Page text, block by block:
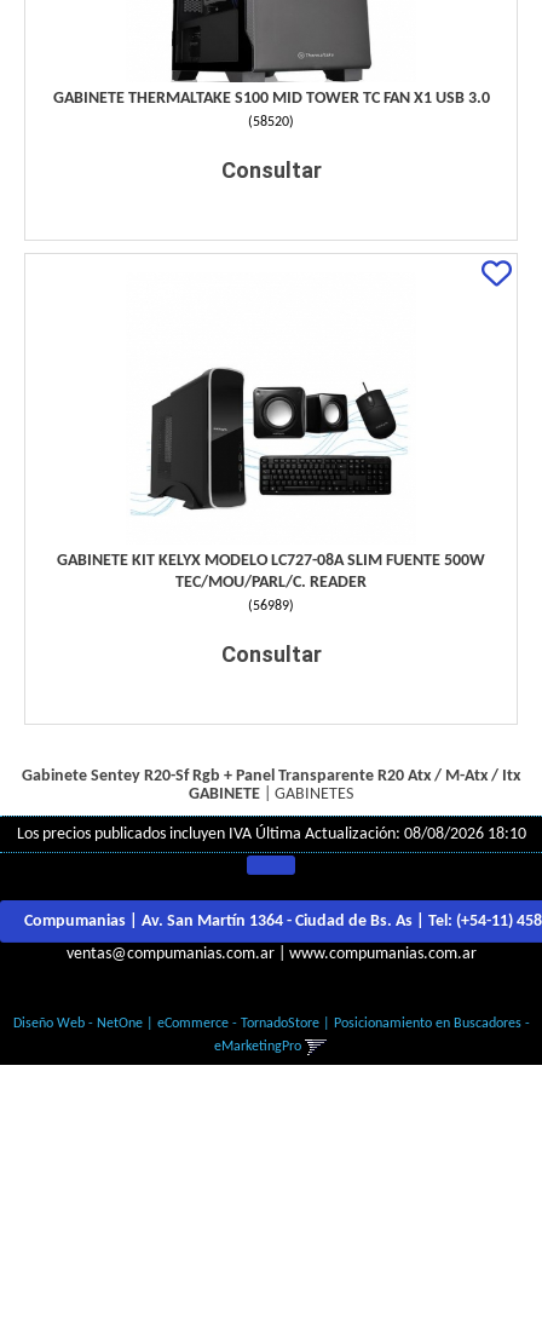
GABINETE THERMALTAKE S100 MID TOWER TC FAN X1 USB 3.0
(58520)
Consultar
GABINETE KIT KELYX MODELO LC727-08A SLIM FUENTE 500W
TEC/MOU/PARL/C. READER
(56989)
Consultar
Gabinete Sentey R20-Sf Rgb + Panel Transparente R20 Atx / M-Atx / Itx
GABINETE
GABINETES
Los precios publicados incluyen IVA Última Actualización: 08/08/2026 18:10
Compumanias | Av. San Martín 1364 - Ciudad de Bs. As | Tel: (+54-11)
ventas@compumanias.com.ar| www.compumanias.com.ar
Diseño Web - NetOne| eCommerce - TornadoStore| Posicionamiento en Buscadores -
eMarketingPro